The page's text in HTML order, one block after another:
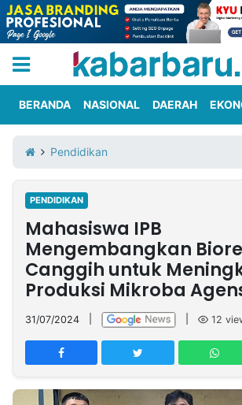
Iklan
Berita
Kami
Nasional
International
Olahraga
Entertainment
Daerah
Pariwisata
Kuliner
Kolom
Network
PT
TREETAN
MULTIMEDIA
INDONESIA
BERANDA NASIONAL DAERAH
Pendidikan
PENDIDIKAN
Mahasiswa IPB
Mengembangkan
Canggih untuk
Produksi Mikroba
31/07/2024 12